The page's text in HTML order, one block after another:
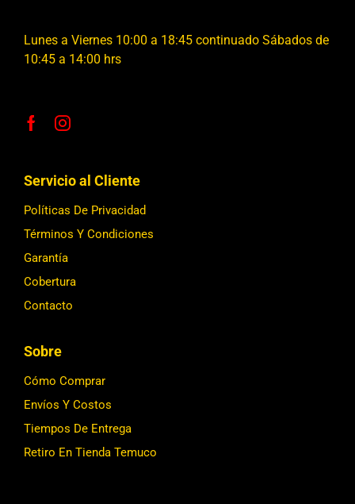
Lunes a Viernes 10:00 a 18:45 continuado Sábados de
10:45 a 14:00 hrs
Servicio al Cliente
Políticas De Privacidad
Términos Y Condiciones
Garantía
Cobertura
Contacto
Sobre
Cómo Comprar
Envíos Y Costos
Tiempos De Entrega
Retiro En Tienda Temuco